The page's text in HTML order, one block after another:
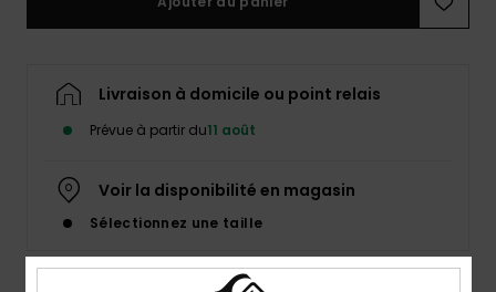
Livraison à domicile ou point relais
Prévue à partir du11 août
Voir la disponibilité en magasin
Sélectionnez une taille